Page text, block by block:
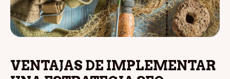
VENTAJAS DE IMPLEMENTAR